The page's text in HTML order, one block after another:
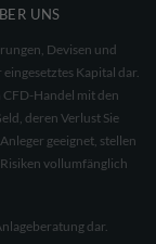
UNS
Devisen und
Kapital dar.
Handel mit den
deren Verlust Sie
geeignet, stellen
vollumfänglich
dar.